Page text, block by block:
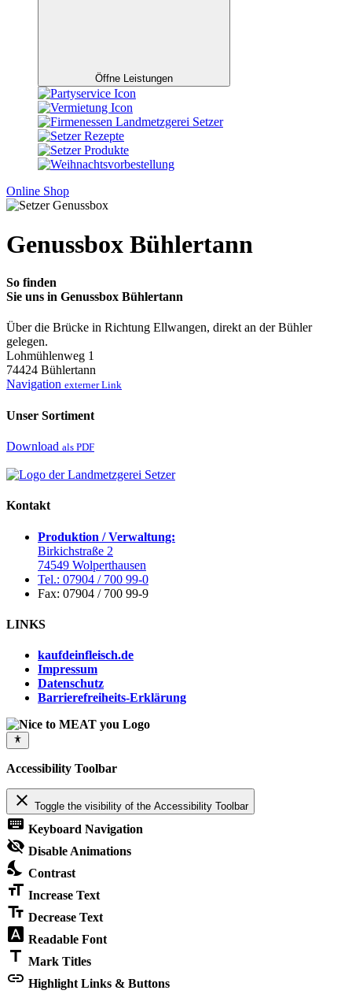
Öffne Leistungen
Online Shop
Genussbox Bühlertann
So finden
Sie uns in Genussbox Bühlertann
Über die Brücke in Richtung Ellwangen, direkt an der Bühler
gelegen.
Lohmühlenweg 1
74424 Bühlertann
Navigation externer Link
Unser Sortiment
Download als PDF
Kontakt
Produktion / Verwaltung:
Birkichstraße 2
74549 Wolperthausen
Tel.: 07904 / 700 99-0
Fax: 07904 / 700 99-9
LINKS
kaufdeinfleisch.de
Impressum
Datenschutz
Barrierefreiheits-Erklärung
Accessibility Toolbar
close Toggle the visibility of the Accessibility Toolbar
keyboard Keyboard Navigation
visibility_off Disable Animations
nights_stay Contrast
format_size Increase Text
text_fields Decrease Text
font_download Readable Font
title Mark Titles
link Highlight Links & Buttons